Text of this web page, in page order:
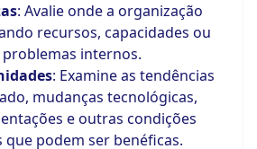
: Avalie onde a organização
recursos, capacidades ou
internos.
: Examine as tendências
mudanças tecnológicas,
e outras condições
que podem ser benéficas.